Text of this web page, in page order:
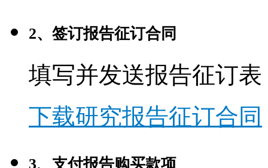
2、签订报告征订合同
填写并发送报告征订表
下载研究报告征订合同
3、支付报告购买款项